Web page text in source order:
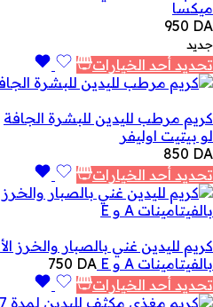
ميكسا
950 DA
جديد
تحديد أحد الخيارات
كريم مرطب لليدين للبشرة الجافة
لو بيتيت اوليفر
850 DA
تحديد أحد الخيارات
كريم لليدين غني بالصبار والخرز
بالفيتامينات A و E
750 DA
تحديد أحد الخيارات